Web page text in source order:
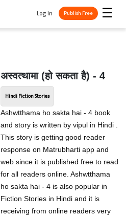
☰
Log In Publish Free
अस्वत्थामा (हो सकता है) - 4
Hindi Fiction Stories
Ashwtthama ho sakta hai - 4 book
and story is written by vipul in Hindi .
This story is getting good reader
response on Matrubharti app and
web since it is published free to read
for all readers online. Ashwtthama
ho sakta hai - 4 is also popular in
Fiction Stories in Hindi and it is
receiving from online readers very